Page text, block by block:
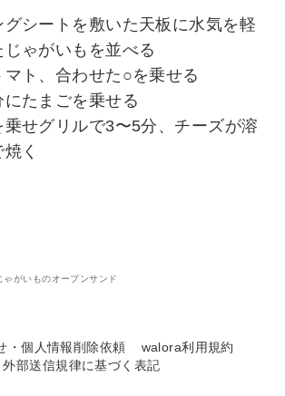
グシートを敷いた天板に水気を軽
じゃがいもを並べる
マト、合わせた○を乗せる
にたまごを乗せる
乗せグリルで3〜5分、チーズが溶
く
ゃがいものオープンサンド
・個人情報削除依頼
walora利用規約
外部送信規律に基づく表記